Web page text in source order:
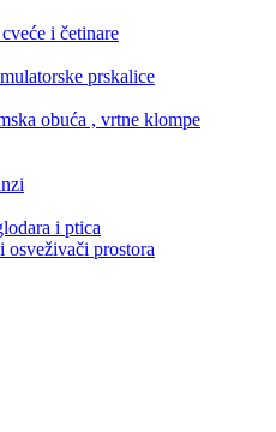
i četinare
prskalice
obuća , vrtne klompe
i ptica
osveživači prostora